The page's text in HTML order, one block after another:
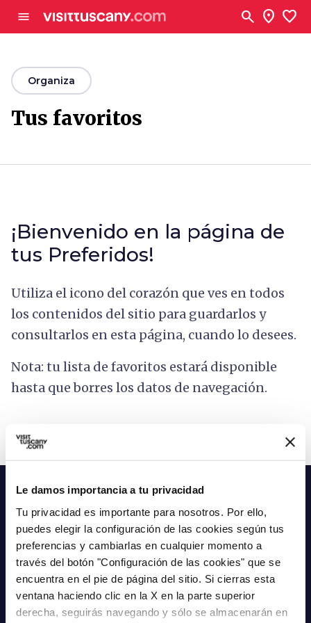
Le damos importancia a tu privacidad
Tu privacidad es importante para nosotros. Por ello,
puedes elegir la configuración de las cookies según tus
preferencias y cambiarlas en cualquier momento a
través del botón "Configuración de las cookies" que se
encuentra en el pie de página del sitio. Si cierras esta
ventana haciendo clic en la X en la parte superior
derecha, seguirás navegando y sólo se almacenarán en
menu search location_on favorite
arrow_backOrganiza
Tus favoritos
¡Bienvenido en la página de
tus Preferidos!
Utiliza el icono del corazón que ves en todos
los contenidos del sitio para guardarlos y
consultarlos en esta página, cuando lo desees.
Nota: tu lista de favoritos estará disponible
hasta que borres los datos de navegación.
#YourTuscany:
tu Toscana, tu boletín informativo
Cero spam, sólo buenas ideas. Inscríbete, nos
vemos una vez al mes.
El boletín #YourTuscany está en inglés.
Nombre*